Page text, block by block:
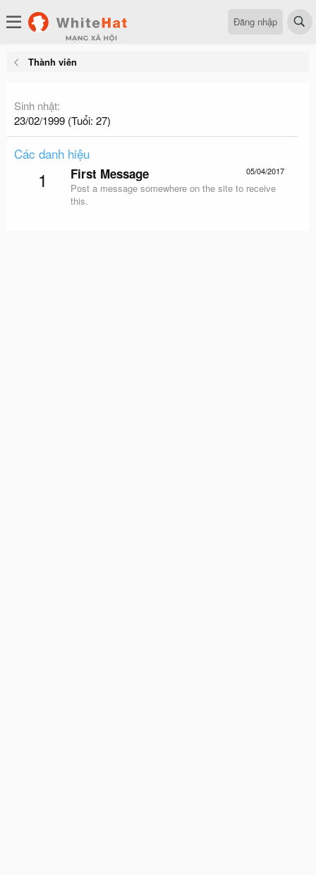
Đăng nhập
Thành viên
Sinh nhật
23/02/1999 (Tuổi: 27)
Các danh hiệu
1 05/04/2017
First Message
Post a message somewhere on the site to receive
this.